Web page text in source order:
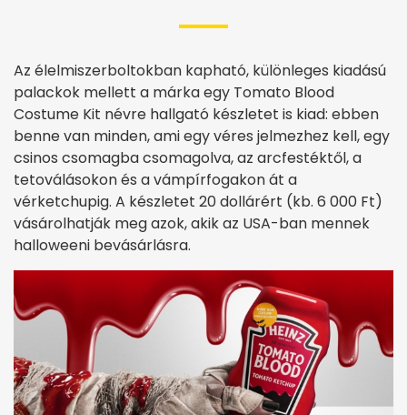
Az élelmiszerboltokban kapható, különleges kiadású
palackok mellett a márka egy Tomato Blood
Costume Kit névre hallgató készletet is kiad: ebben
benne van minden, ami egy véres jelmezhez kell, egy
csinos csomagba csomagolva, az arcfestéktől, a
tetoválásokon és a vámpírfogakon át a
vérketchupig. A készletet 20 dollárért (kb. 6 000 Ft)
vásárolhatják meg azok, akik az USA-ban mennek
halloweeni bevásárlásra.